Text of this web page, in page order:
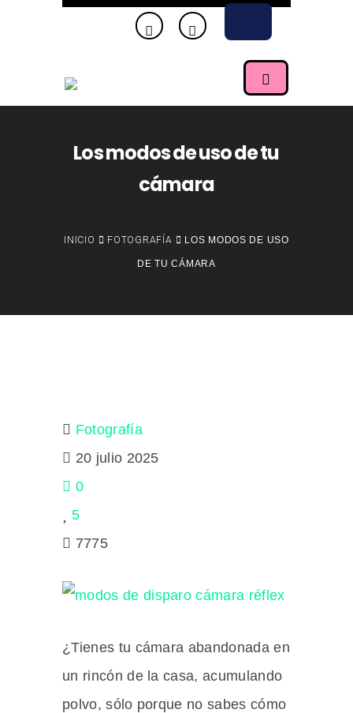
Los modos de uso de tu
cámara
INICIO FOTOGRAFÍA LOS MODOS DE USO
DE TU CÁMARA
Fotografía
20 julio 2025
0
5
7775
¿Tienes tu cámara abandonada en
un rincón de la casa, acumulando
polvo, sólo porque no sabes cómo